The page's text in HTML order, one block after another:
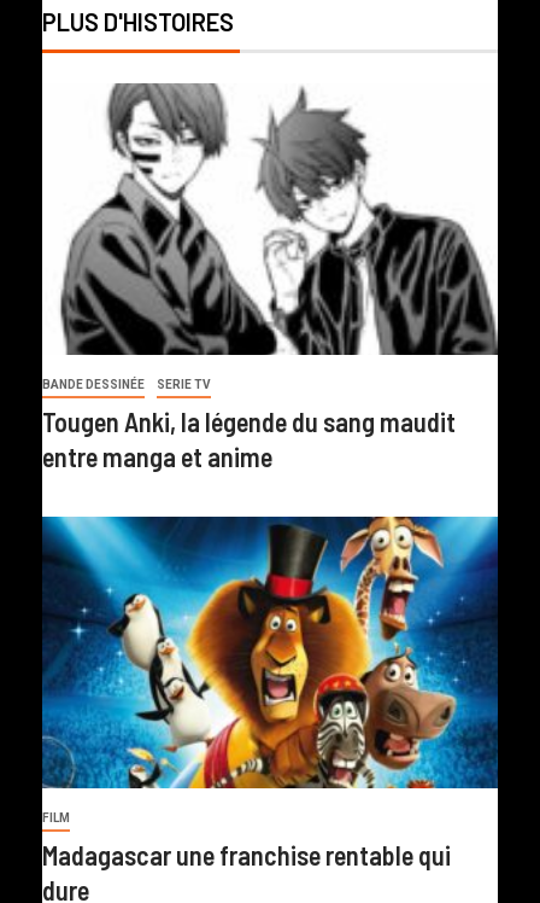
PLUS D'HISTOIRES
BANDE DESSINÉE SERIE TV
Tougen Anki, la légende du sang maudit
entre manga et anime
FILM
Madagascar une franchise rentable qui
dure